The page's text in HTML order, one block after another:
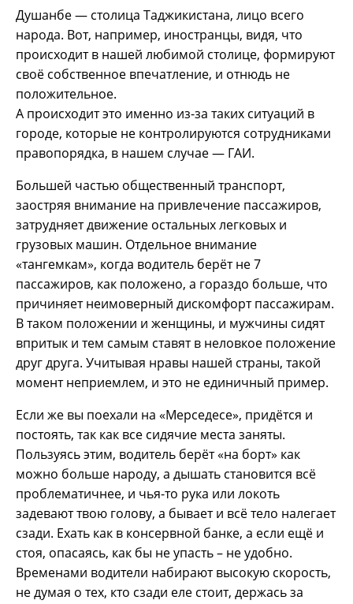
Душанбе — столица Таджикистана, лицо всего
народа. Вот, например, иностранцы, видя, что
происходит в нашей любимой столице, формируют
своё собственное впечатление, и отнюдь не
положительное.
А происходит это именно из-за таких ситуаций в
городе, которые не контролируются сотрудниками
правопорядка, в нашем случае — ГАИ.
Большей частью общественный транспорт,
заостряя внимание на привлечение пассажиров,
затрудняет движение остальных легковых и
грузовых машин. Отдельное внимание
«тангемкам», когда водитель берёт не 7
пассажиров, как положено, а гораздо больше, что
причиняет неимоверный дискомфорт пассажирам.
В таком положении и женщины, и мужчины сидят
впритык и тем самым ставят в неловкое положение
друг друга. Учитывая нравы нашей страны, такой
момент неприемлем, и это не единичный пример.
Если же вы поехали на «Мерседесе», придётся и
постоять, так как все сидячие места заняты.
Пользуясь этим, водитель берёт «на борт» как
можно больше народу, а дышать становится всё
проблематичнее, и чья-то рука или локоть
задевают твою голову, а бывает и всё тело налегает
сзади. Ехать как в консервной банке, а если ещё и
стоя, опасаясь, как бы не упасть – не удобно.
Временами водители набирают высокую скорость,
не думая о тех, кто сзади еле стоит, держась за